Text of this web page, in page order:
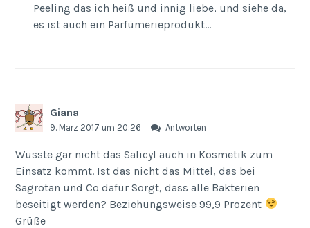
Peeling das ich heiß und innig liebe, und siehe da,
es ist auch ein Parfümerieprodukt…
Giana
9. März 2017 um 20:26 Antworten
Wusste gar nicht das Salicyl auch in Kosmetik zum
Einsatz kommt. Ist das nicht das Mittel, das bei
Sagrotan und Co dafür Sorgt, dass alle Bakterien
beseitigt werden? Beziehungsweise 99,9 Prozent
Grüße